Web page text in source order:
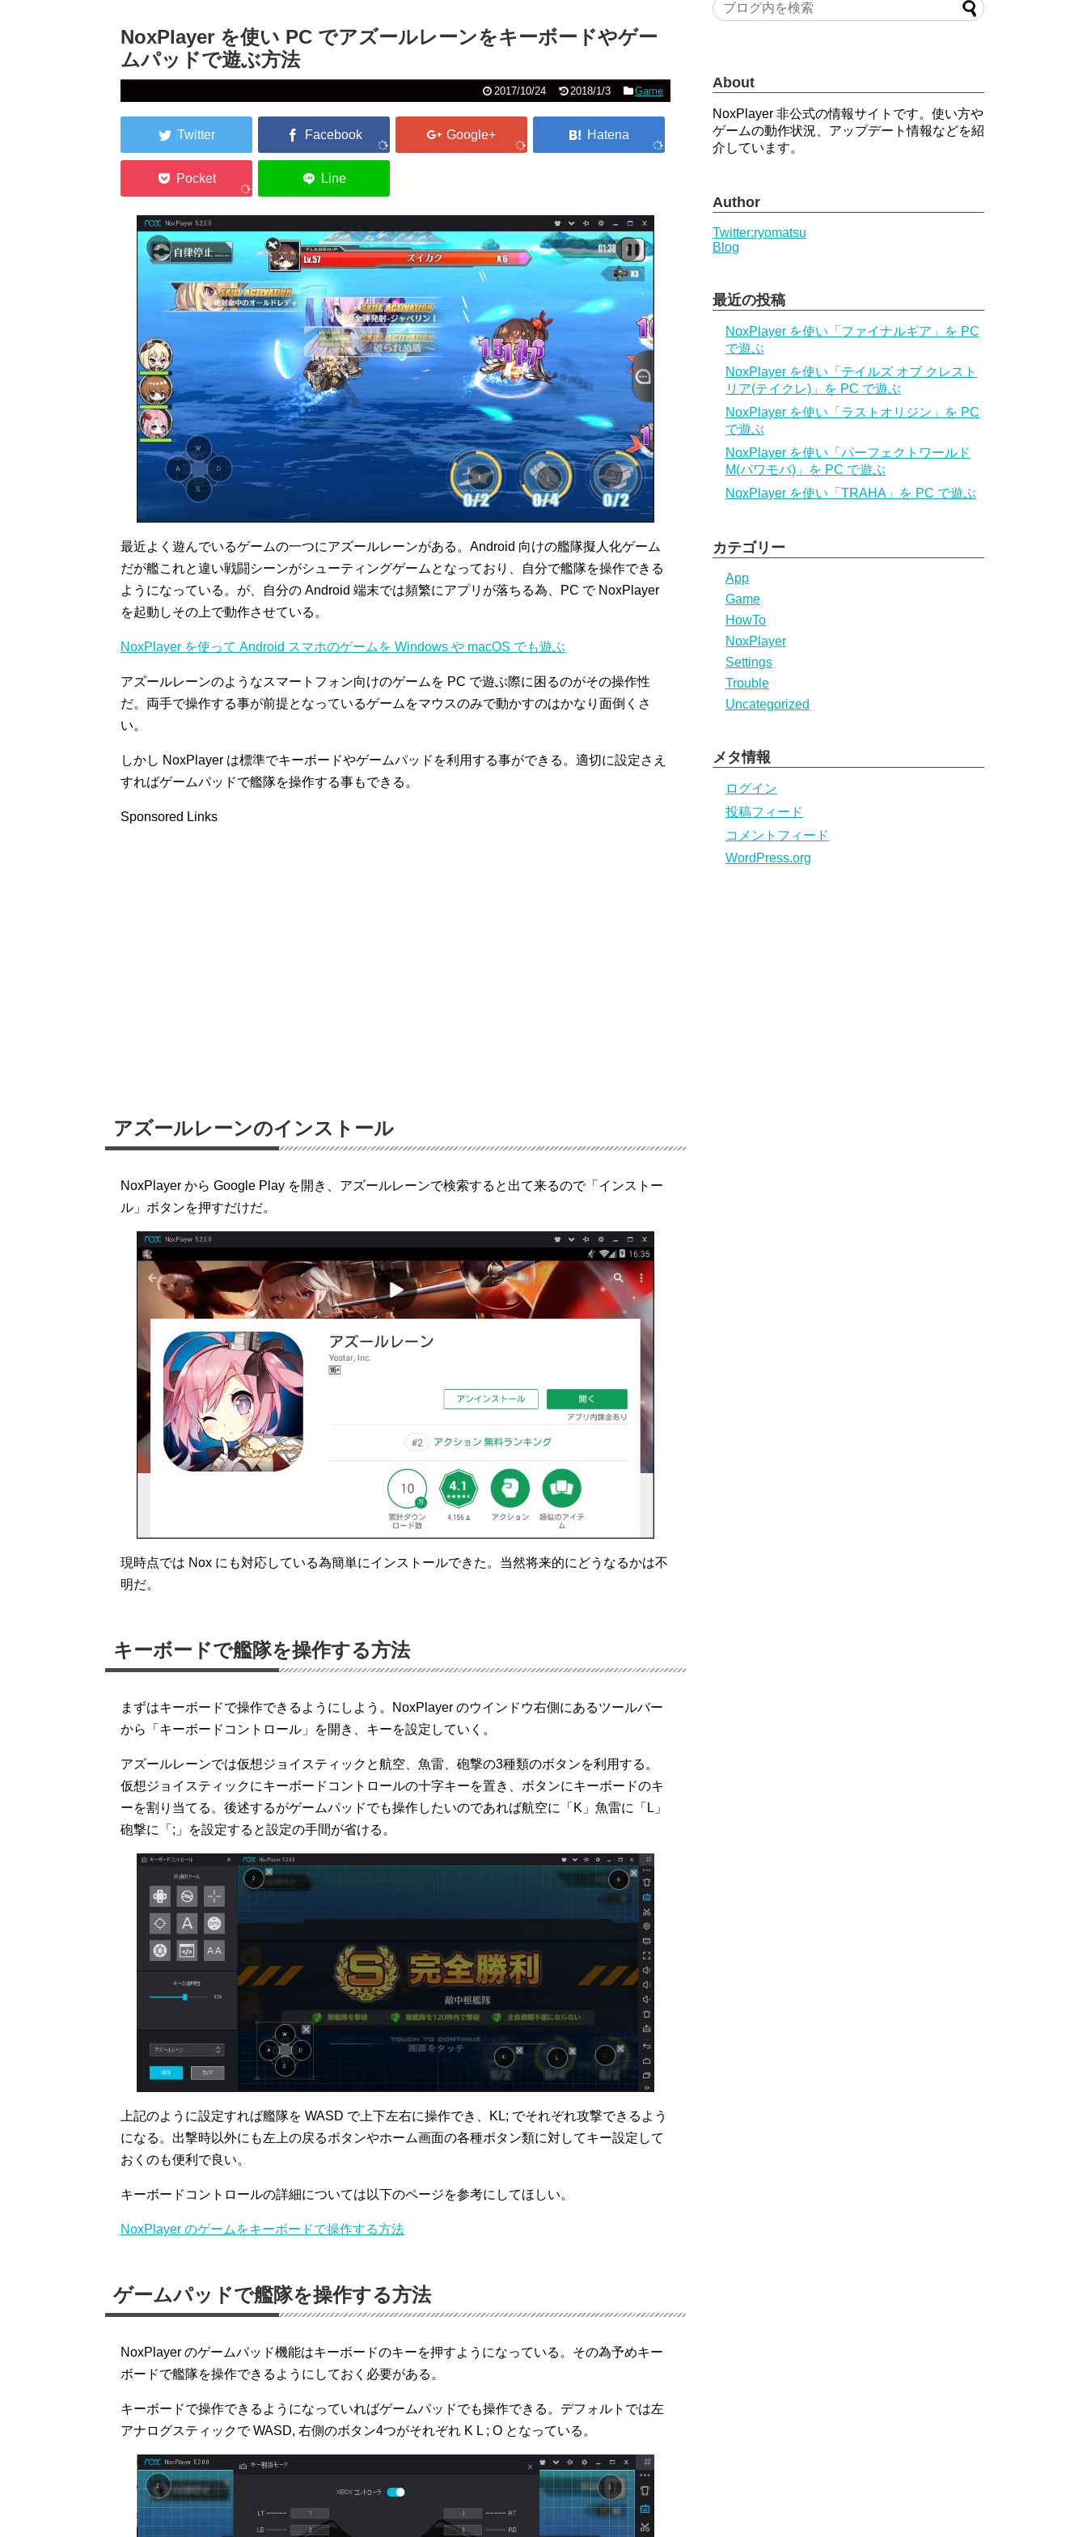
NoxPlayer を使い PC でアズールレーンをキーボードやゲー
ムパッドで遊ぶ方法
2017/10/24 2018/1/3 Game
最近よく遊んでいるゲームの一つにアズールレーンがある。Android 向けの艦隊擬人化ゲーム
だが艦これと違い戦闘シーンがシューティングゲームとなっており、自分で艦隊を操作できる
ようになっている。が、自分の Android 端末では頻繁にアプリが落ちる為、PC で NoxPlayer
を起動しその上で動作させている。
NoxPlayer を使って Android スマホのゲームを Windows や macOS でも遊ぶ
アズールレーンのようなスマートフォン向けのゲームを PC で遊ぶ際に困るのがその操作性
だ。両手で操作する事が前提となっているゲームをマウスのみで動かすのはかなり面倒くさ
い。
しかし NoxPlayer は標準でキーボードやゲームパッドを利用する事ができる。適切に設定さえ
すればゲームパッドで艦隊を操作する事もできる。
Sponsored Links
アズールレーンのインストール
NoxPlayer から Google Play を開き、アズールレーンで検索すると出て来るので「インストー
ル」ボタンを押すだけだ。
現時点では Nox にも対応している為簡単にインストールできた。当然将来的にどうなるかは不
明だ。
キーボードで艦隊を操作する方法
まずはキーボードで操作できるようにしよう。NoxPlayer のウインドウ右側にあるツールバー
から「キーボードコントロール」を開き、キーを設定していく。
アズールレーンでは仮想ジョイスティックと航空、魚雷、砲撃の3種類のボタンを利用する。
仮想ジョイスティックにキーボードコントロールの十字キーを置き、ボタンにキーボードのキ
ーを割り当てる。後述するがゲームパッドでも操作したいのであれば航空に「K」魚雷に「L」
砲撃に「;」を設定すると設定の手間が省ける。
上記のように設定すれば艦隊を WASD で上下左右に操作でき、KL; でそれぞれ攻撃できるよう
になる。出撃時以外にも左上の戻るボタンやホーム画面の各種ボタン類に対してキー設定して
おくのも便利で良い。
キーボードコントロールの詳細については以下のページを参考にしてほしい。
NoxPlayer のゲームをキーボードで操作する方法
ゲームパッドで艦隊を操作する方法
NoxPlayer のゲームパッド機能はキーボードのキーを押すようになっている。その為予めキー
ボードで艦隊を操作できるようにしておく必要がある。
キーボードで操作できるようになっていればゲームパッドでも操作できる。デフォルトでは左
アナログスティックで WASD, 右側のボタン4つがそれぞれ K L ; O となっている。
About
NoxPlayer 非公式の情報サイトです。使い方や
ゲームの動作状況、アップデート情報などを紹
介しています。
Author
Twitter:ryomatsu
Blog
最近の投稿
NoxPlayer を使い「ファイナルギア」を PC
で遊ぶ
NoxPlayer を使い「テイルズ オブ クレスト
リア(テイクレ)」を PC で遊ぶ
NoxPlayer を使い「ラストオリジン」を PC
で遊ぶ
NoxPlayer を使い「パーフェクトワールド
M(パワモバ)」を PC で遊ぶ
NoxPlayer を使い「TRAHA」を PC で遊ぶ
カテゴリー
App
Game
HowTo
NoxPlayer
Settings
Trouble
Uncategorized
メタ情報
ログイン
投稿フィード
コメントフィード
WordPress.org